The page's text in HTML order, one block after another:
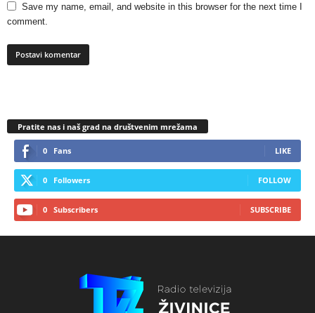
Save my name, email, and website in this browser for the next time I
comment.
Pratite nas i naš grad na društvenim mrežama
0 Fans LIKE
0 Followers FOLLOW
0 Subscribers SUBSCRIBE